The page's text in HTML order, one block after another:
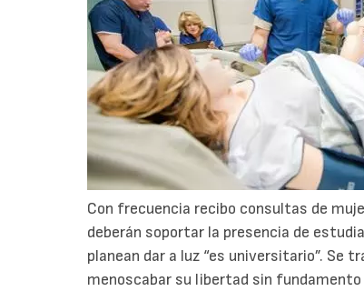
Con frecuencia recibo consultas de
deberán soportar la presencia de
planean dar a luz “es universitario”. Se
menoscabar su libertad sin fundamento